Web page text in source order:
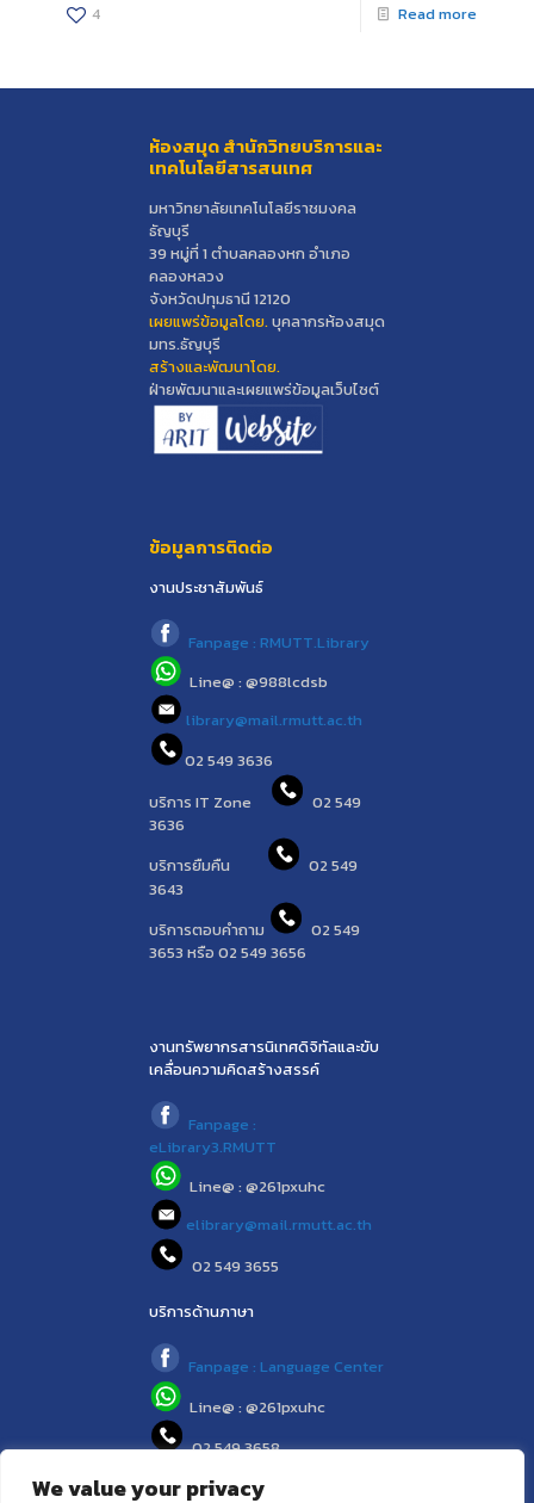
We value your privacy
4 Read more
ห้องสมุด สำนักวิทยบริการและ
เทคโนโลยีสารสนเทศ
มหาวิทยาลัยเทคโนโลยีราชมงคล
ธัญบุรี
39 หมู่ที่ 1 ตำบลคลองหก อำเภอ
คลองหลวง
จังหวัดปทุมธานี 12120
เผยแพร่ข้อมูลโดย.บุคลากรห้องสมุด
มทร.ธัญบุรี
สร้างและพัฒนาโดย.
ฝ่ายพัฒนาและเผยแพร่ข้อมูลเว็บไซต์
ข้อมูลการติดต่อ
งานประชาสัมพันธ์
Fanpage : RMUTT.Library
Line@ : @988lcdsb
library@mail.rmutt.ac.th
02 549 3636
บริการ IT Zone
02 549
3636
บริการยืมคืน
02 549
3643
บริการตอบคำถาม
02 549
3653 หรือ 02 549 3656
งานทรัพยากรสารนิเทศดิจิทัลและขับ
เคลื่อนความคิดสร้างสรรค์
Fanpage :
eLibrary3.RMUTT
Line@ : @261pxuhc
elibrary@mail.rmutt.ac.th
02 549 3655
บริการด้านภาษา
Fanpage : Language Center
Line@ : @261pxuhc
02 549 3658